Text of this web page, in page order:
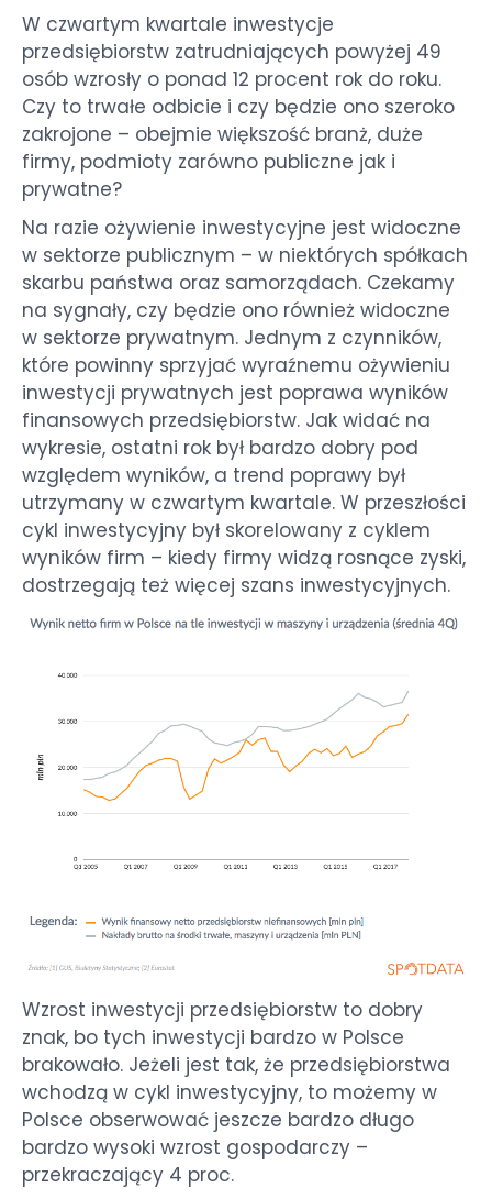
W czwartym kwartale inwestycje
przedsiębiorstw zatrudniających powyżej 49
osób wzrosły o ponad 12 procent rok do roku.
Czy to trwałe odbicie i czy będzie ono szeroko
zakrojone – obejmie większość branż, duże
firmy, podmioty zarówno publiczne jak i
prywatne?
Na razie ożywienie inwestycyjne jest widoczne
w sektorze publicznym – w niektórych spółkach
skarbu państwa oraz samorządach. Czekamy
na sygnały, czy będzie ono również widoczne
w sektorze prywatnym. Jednym z czynników,
które powinny sprzyjać wyraźnemu ożywieniu
inwestycji prywatnych jest poprawa wyników
finansowych przedsiębiorstw. Jak widać na
wykresie, ostatni rok był bardzo dobry pod
względem wyników, a trend poprawy był
utrzymany w czwartym kwartale. W przeszłości
cykl inwestycyjny był skorelowany z cyklem
wyników firm – kiedy firmy widzą rosnące zyski,
dostrzegają też więcej szans inwestycyjnych.
Wzrost inwestycji przedsiębiorstw to dobry
znak, bo tych inwestycji bardzo w Polsce
brakowało. Jeżeli jest tak, że przedsiębiorstwa
wchodzą w cykl inwestycyjny, to możemy w
Polsce obserwować jeszcze bardzo długo
bardzo wysoki wzrost gospodarczy –
przekraczający 4 proc.